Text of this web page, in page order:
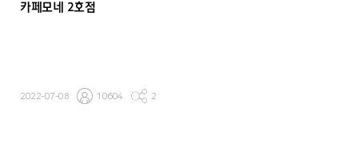
카페모네 2호점
2022-07-08 10604 2